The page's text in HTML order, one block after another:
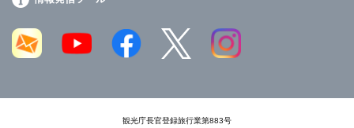
観光庁長官登録旅行業第883号